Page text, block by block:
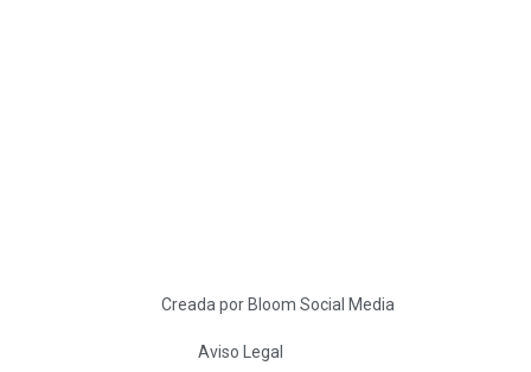
Creada por Bloom Social Media
Aviso Legal